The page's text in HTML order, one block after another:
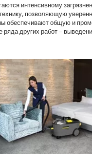
интенсивному
позволяющую
общую и
других работ –